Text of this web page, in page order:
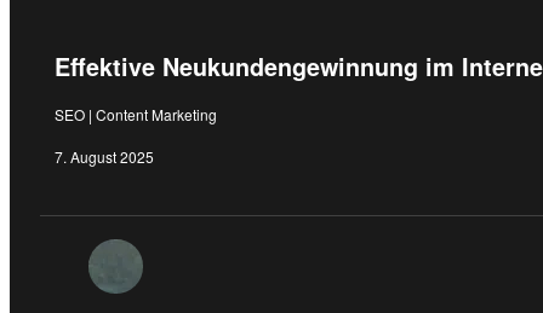
Effektive Neukundengewinnung im
SEO | Content Marketing
7. August 2025